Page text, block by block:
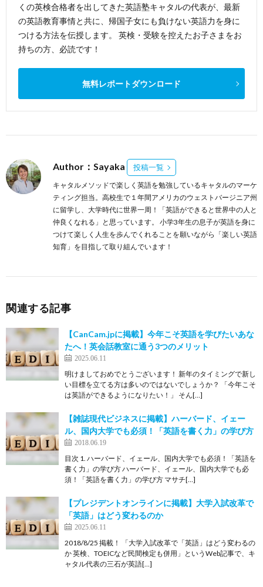
くの英検合格者を出してきた英語塾キャタルの代表が、最新
の英語教育事情と共に、帰国子女にも負けない英語力を身に
つける方法を伝授します。 英検・受験を控えたお子さまをお
持ちの方、必読です！
無料レポートダウンロード
Author：Sayaka 投稿一覧
キャタルメソッドで楽しく英語を勉強しているキャタルのマーケ
ティング担当。高校生で１年間アメリカのウェストバージニア州
に留学し、大学時代に世界一周！「英語ができると世界中の人と
仲良くなれる」と思っています。 小学3年生の息子が英語を身に
つけて楽しく人生を歩んでくれることを願いながら「楽しい英語
知育」を目指して取り組んでいます！
関連する記事
【CanCam.jpに掲載】今年こそ英語を学びたいあな
たへ！英会話教室に通う3つのメリット
2025.06.11
明けましておめでとうございます！ 新年のタイミングで新し
い目標を立てる方は多いのではないでしょうか？ 「今年こそ
は英語ができるようになりたい！」 そん[…]
【雑誌現代ビジネスに掲載】ハーバード、イェー
ル、国内大学でも必須！「英語を書く力」の学び方
2018.06.19
目次 1. ハーバード、イェール、国内大学でも必須！「英語を
書く力」の学び方 ハーバード、イェール、国内大学でも必
須！「英語を書く力」の学び方 マサチ[…]
【プレジデントオンラインに掲載】大学入試改革で
「英語」はどう変わるのか
2025.06.11
2018/8/25 掲載！ 「大学入試改革で「英語」はどう変わるの
か 英検、TOEICなど民間検定も併用」というWeb記事で、キ
ャタル代表の三石が英語[…]